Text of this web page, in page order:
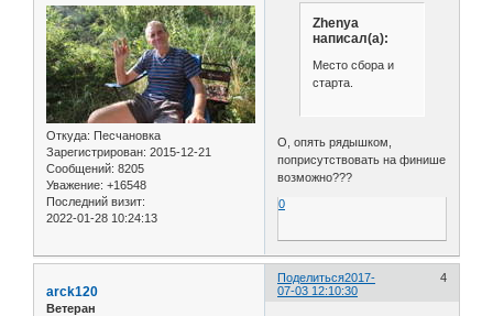
Откуда: Песчановка
Зарегистрирован: 2015-12-21
Сообщений: 8205
Уважение: +16548
Последний визит:
2022-01-28 10:24:13
Zhenya
написал(а):
Место сбора и
старта.
О, опять рядышком,
поприсутствовать на финише
возможно???
0
Поделиться 4
2017-
07-03 12:10:30
arck120
Ветеран